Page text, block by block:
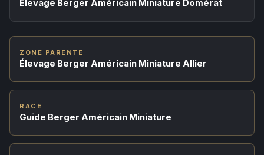
Élevage Berger Américain Miniature Domérat
ZONE PARENTE
Élevage Berger Américain Miniature Allier
RACE
Guide Berger Américain Miniature